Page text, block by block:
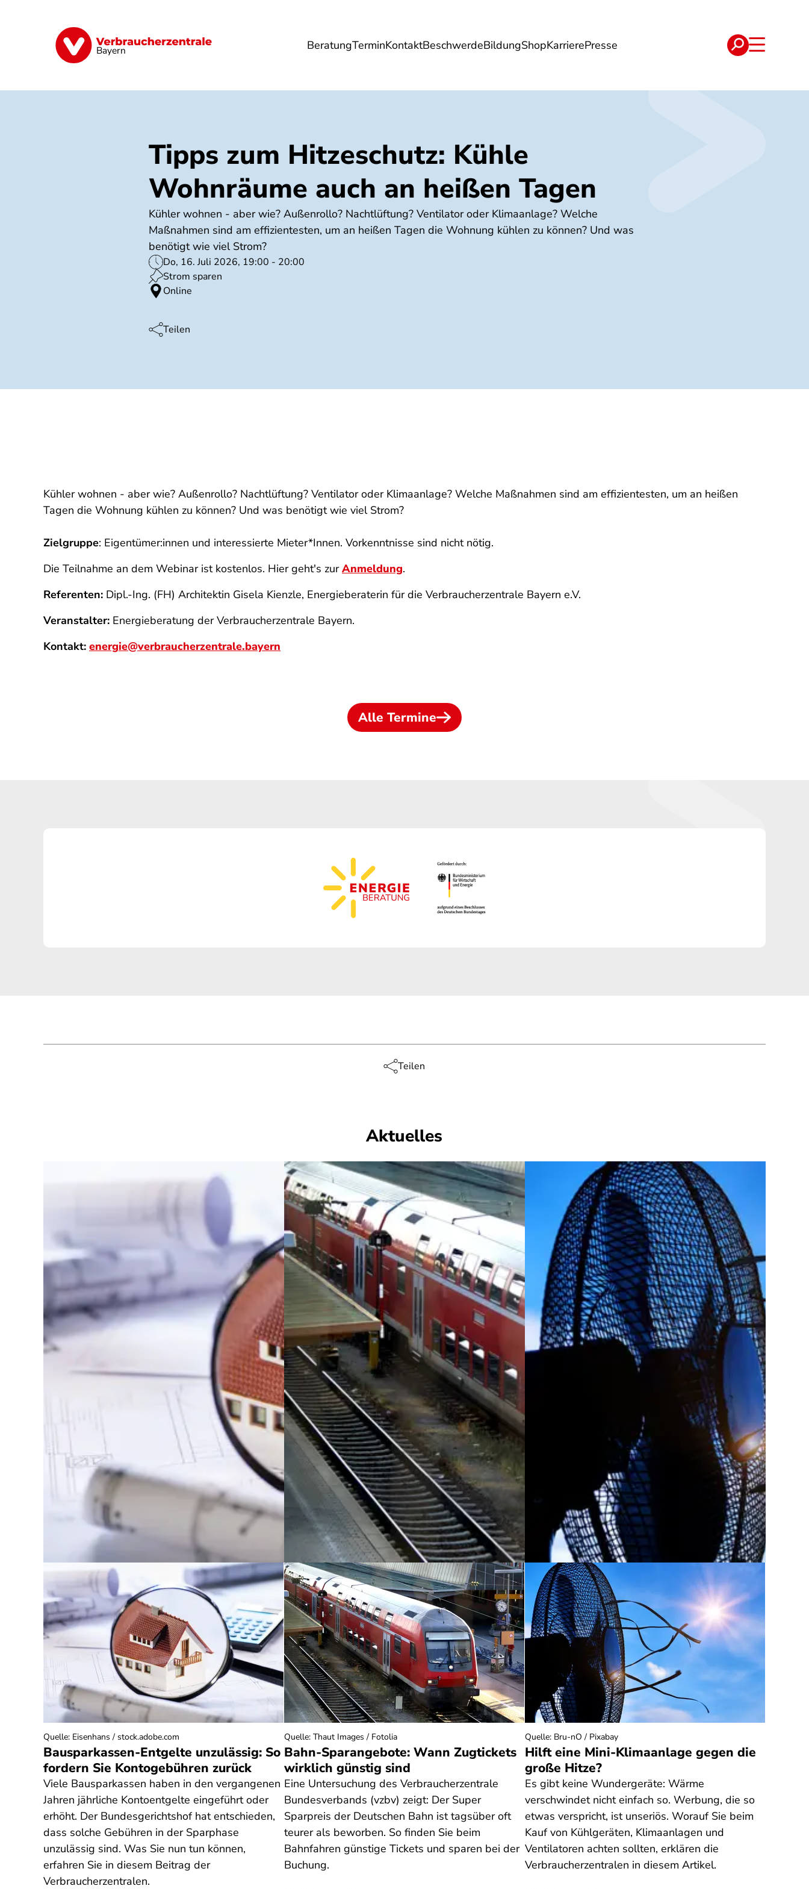
Bayern BeratungTerminKontaktBeschwerdeBildungShopKarrierePresse
Finanzen Digitales Lebensmittel Umwelt Gesundheit Energie Reise Verträge
Tipps zum Hitzeschutz: Kühle
Wohnräume auch an heißen Tagen
Kühler wohnen - aber wie? Außenrollo? Nachtlüftung? Ventilator oder Klimaanlage? Welche
Maßnahmen sind am effizientesten, um an heißen Tagen die Wohnung kühlen zu können? Und was
benötigt wie viel Strom?
Do, 16. Juli 2026, 19:00 - 20:00
Strom sparen
Online
Teilen
Kühler wohnen - aber wie? Außenrollo? Nachtlüftung? Ventilator oder Klimaanlage? Welche Maßnahmen sind am effizientesten, um an heißen
Tagen die Wohnung kühlen zu können? Und was benötigt wie viel Strom?
Zielgruppe: Eigentümer:innen und interessierte Mieter*Innen. Vorkenntnisse sind nicht nötig.
Die Teilnahme an dem Webinar ist kostenlos. Hier geht's zurAnmeldung.
Referenten: Dipl.-Ing. (FH) Architektin Gisela Kienzle, Energieberaterin für die Verbraucherzentrale Bayern e.V.
Veranstalter: Energieberatung der Verbraucherzentrale Bayern.
Kontakt: energie@verbraucherzentrale.bayern
Alle Termine
Teilen
Aktuelles
Bausparkassen-Entgelte unzulässig: So
fordern Sie Kontogebühren zurück
Viele Bausparkassen haben in den vergangenen
Jahren jährliche Kontoentgelte eingeführt oder
erhöht. Der Bundesgerichtshof hat entschieden,
dass solche Gebühren in der Sparphase
unzulässig sind. Was Sie nun tun können,
erfahren Sie in diesem Beitrag der
Verbraucherzentralen.
Quelle: Eisenhans / stock.adobe.com
Bahn-Sparangebote: Wann Zugtickets
wirklich günstig sind
Eine Untersuchung des Verbraucherzentrale
Bundesverbands (vzbv) zeigt: Der Super
Sparpreis der Deutschen Bahn ist tagsüber oft
teurer als beworben. So finden Sie beim
Bahnfahren günstige Tickets und sparen bei der
Buchung.
Quelle: Thaut Images / Fotolia
Hilft eine Mini-Klimaanlage gegen die
große Hitze?
Es gibt keine Wundergeräte: Wärme
verschwindet nicht einfach so. Werbung, die so
etwas verspricht, ist unseriös. Worauf Sie beim
Kauf von Kühlgeräten, Klimaanlagen und
Ventilatoren achten sollten, erklären die
Verbraucherzentralen in diesem Artikel.
Quelle: Bru-nO / Pixabay